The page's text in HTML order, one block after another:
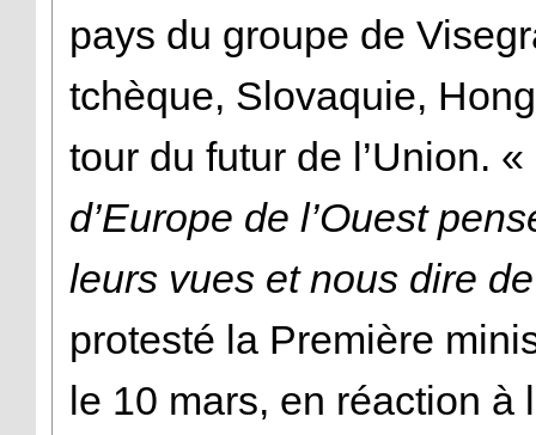
pays du groupe de
tchèque, Slovaquie,
tour du futur de l’Union. «
d’Europe de l’Ouest
leurs vues et nous dire
protesté la Première
le 10 mars, en réaction à